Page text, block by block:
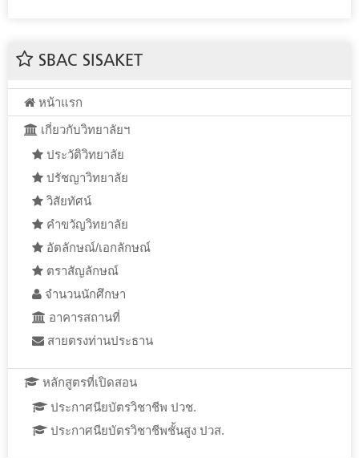
SBAC SISAKET
หน้าแรก
เกี่ยวกับวิทยาลัยฯ
ประวัติวิทยาลัย
ปรัชญาวิทยาลัย
วิสัยทัศน์
คำขวัญวิทยาลัย
อัตลักษณ์/เอกลักษณ์
ตราสัญลักษณ์
จำนวนนักศึกษา
อาคารสถานที่
สายตรงท่านประธาน
หลักสูตรที่เปิดสอน
ประกาศนียบัตรวิชาชีพ ปวช.
ประกาศนียบัตรวิชาชีพชั้นสูง ปวส.